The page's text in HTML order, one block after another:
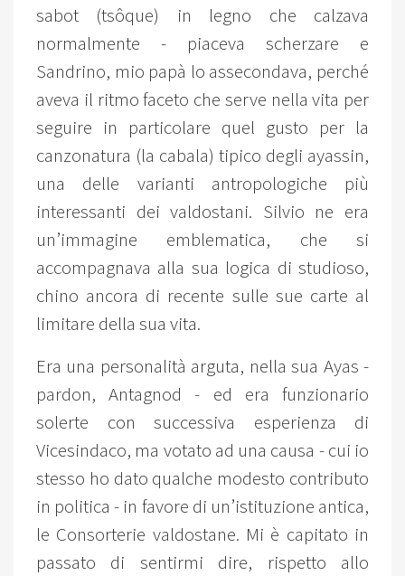
sabot (tsôque) in legno che calzava
normalmente - piaceva scherzare e
Sandrino, mio papà lo assecondava, perché
aveva il ritmo faceto che serve nella vita per
seguire in particolare quel gusto per la
canzonatura (la cabala) tipico degli ayassin,
una delle varianti antropologiche più
interessanti dei valdostani. Silvio ne era
un’immagine emblematica, che si
accompagnava alla sua logica di studioso,
chino ancora di recente sulle sue carte al
limitare della sua vita.
Era una personalità arguta, nella sua Ayas -
pardon, Antagnod - ed era funzionario
solerte con successiva esperienza di
Vicesindaco, ma votato ad una causa - cui io
stesso ho dato qualche modesto contributo
in politica - in favore di un’istituzione antica,
le Consorterie valdostane. Mi è capitato in
passato di sentirmi dire, rispetto allo